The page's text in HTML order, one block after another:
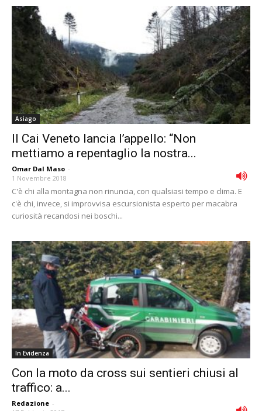
Asiago
Il Cai Veneto lancia l’appello: “Non
mettiamo a repentaglio la nostra...
Omar Dal Maso -
1 Novembre 2018
C'è chi alla montagna non rinuncia, con qualsiasi tempo e clima. E
c'è chi, invece, si improvvisa escursionista esperto per macabra
curiosità recandosi nei boschi...
In Evidenza
Con la moto da cross sui sentieri chiusi al
traffico: a...
Redazione -